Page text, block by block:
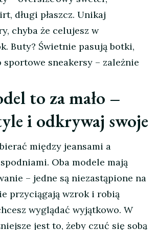
długi płaszcz. Unikaj
chyba że celujesz w
Buty? Świetnie pasują botki,
sportowe sneakersy – zależnie
to za mało –
i odkrywaj swoje
między jeansami a
Oba modele mają
– jedne są niezastąpione na
przyciągają wzrok i robią
wyglądać wyjątkowo. W
jest to, żeby czuć się sobą